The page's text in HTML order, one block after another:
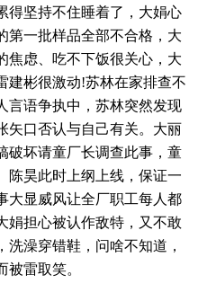
得坚持不住睡着了，大娟心
第一批样品全部不合格，大
焦虑、吃不下饭很关心，大
建彬很激动!苏林在家排查不
言语争执中，苏林突然发现
矢口否认与自己有关。大丽
破坏请童厂长调查此事，童
陈昊此时上纲上线，保证一
大显威风让全厂职工每人都
娟担心被认作敌特，又不敢
澡穿错鞋，问啥不知道，
雷取笑。